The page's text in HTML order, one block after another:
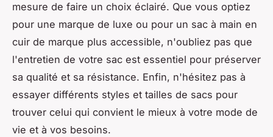
mesure de faire un choix éclairé. Que vous optiez
pour une marque de luxe ou pour un sac à main en
cuir de marque plus accessible, n'oubliez pas que
l'entretien de votre sac est essentiel pour préserver
sa qualité et sa résistance. Enfin, n'hésitez pas à
essayer différents styles et tailles de sacs pour
trouver celui qui convient le mieux à votre mode de
vie et à vos besoins.